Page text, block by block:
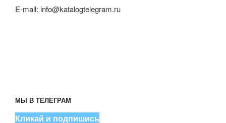
E-mail: info@katalogtelegram.ru
МЫ В ТЕЛЕГРАМ
Кликай и подпишись